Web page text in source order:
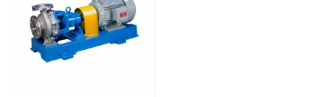
pam pam.magnetic, reka
bentuk sambungan tidak
langsung sokongan yang
panjang.